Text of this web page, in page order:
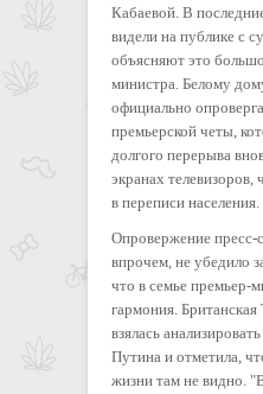
Кабаевой. В
видели на публике с
объясняют это
министра. Белому
официально
премьерской четы,
долгого перерыва
экранах
в переписи населения.
Опровержение пресс-
впрочем, не убедило
что в семье премьер-
гармония.
взялась
Путина и отметила,
жизни там не видно.